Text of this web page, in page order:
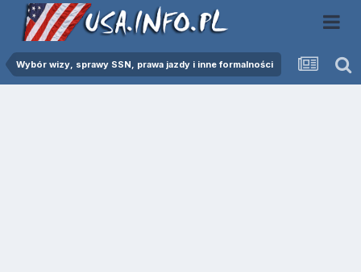
Wybór wizy, sprawy SSN, prawa jazdy i inne formalności